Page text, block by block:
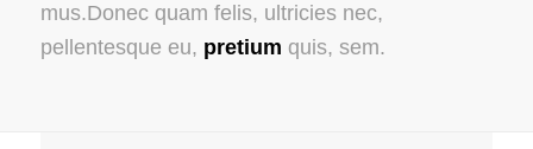
mus.Donec quam felis, ultricies nec,
pellentesque eu, pretium quis, sem.